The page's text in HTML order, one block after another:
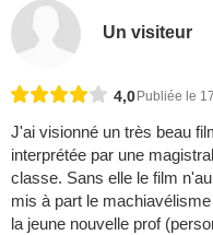
Un visiteur
4,0 Publiée le
J'ai visionné un très beau
interprétée par une
classe. Sans elle le film
mis à part le
la jeune nouvelle prof